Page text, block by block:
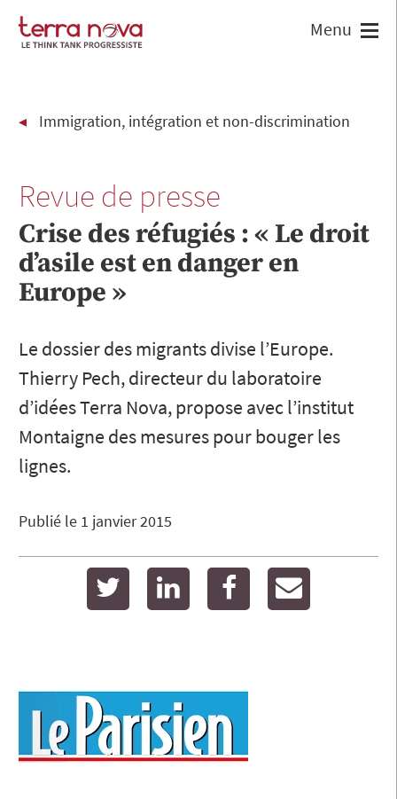
Immigration, intégration et non-discrimination
Revue de presse
Crise des réfugiés : « Le droit
d’asile est en danger en
Europe »
Le dossier des migrants divise l’Europe.
Thierry Pech, directeur du laboratoire
d’idées Terra Nova, propose avec l’institut
Montaigne des mesures pour bouger les
lignes.
Publié le 1 janvier 2015
twitter linkedin facebook